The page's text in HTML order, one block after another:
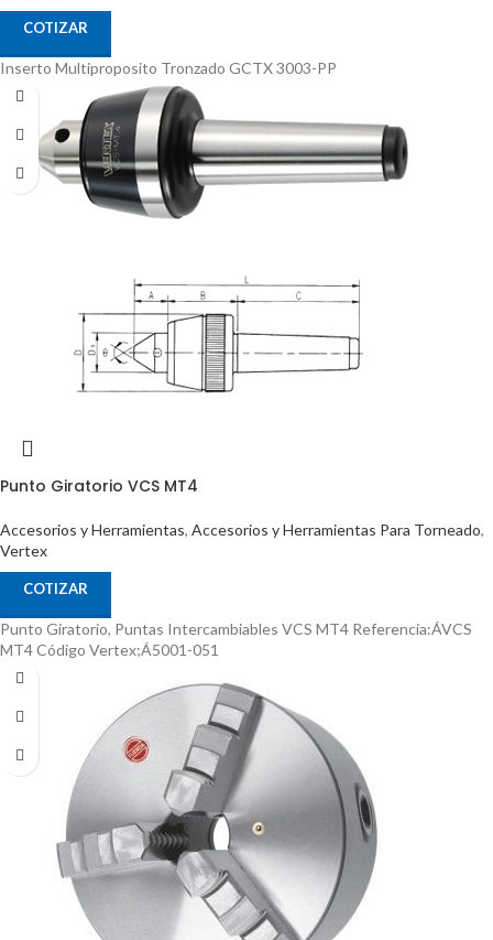
COTIZAR
Inserto Multiproposito Tronzado GCTX 3003-PP
Punto Giratorio VCS MT4
Accesorios y Herramientas, Accesorios y Herramientas Para Torneado,
Vertex
COTIZAR
Punto Giratorio, Puntas Intercambiables VCS MT4 Referencia:ÁVCS
MT4 Código Vertex;Á5001-051